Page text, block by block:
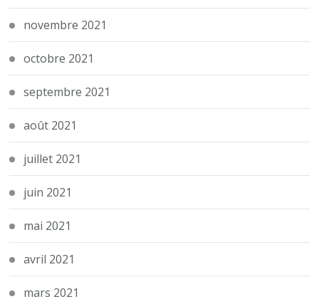
novembre 2021
octobre 2021
septembre 2021
août 2021
juillet 2021
juin 2021
mai 2021
avril 2021
mars 2021